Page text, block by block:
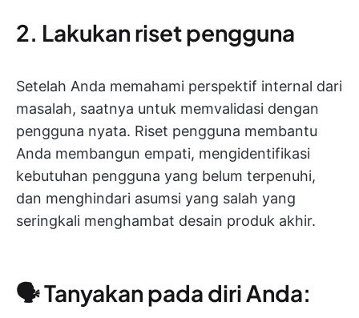
2. Lakukan riset pengguna
Setelah Anda memahami perspektif internal dari
masalah, saatnya untuk memvalidasi dengan
pengguna nyata. Riset pengguna membantu
Anda membangun empati, mengidentifikasi
kebutuhan pengguna yang belum terpenuhi,
dan menghindari asumsi yang salah yang
seringkali menghambat desain produk akhir.
🗣️ Tanyakan pada diri Anda: